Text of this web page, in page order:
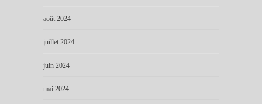
août 2024
juillet 2024
juin 2024
mai 2024